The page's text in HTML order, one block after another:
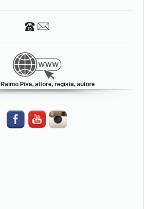
Raimo Pisa, attore, regista, autore